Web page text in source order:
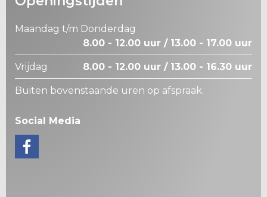
Maandag t/m Donderdag
8.00 - 12.00 uur / 13.00 - 17.00 uur
Vrijdag 8.00 - 12.00 uur / 13.00 - 16.30 uur
Buiten bovenstaande uren op afspraak.
Social Media